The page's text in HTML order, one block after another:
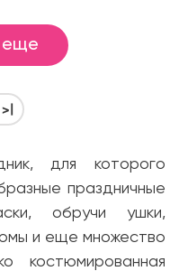
еще
>|
для которого
праздничные
обручи ушки,
и еще множество
костюмированная